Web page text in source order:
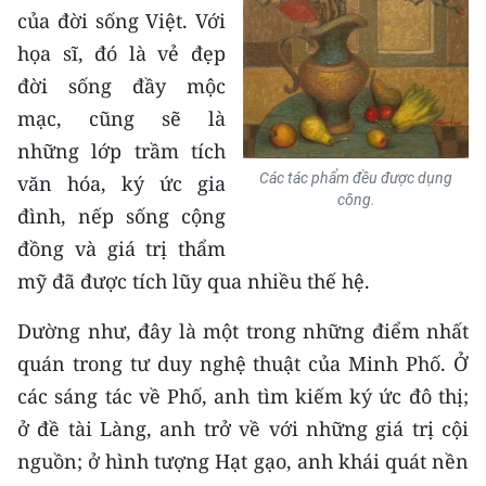
Các tác phẩm đều được dụng
công.
của đời sống Việt. Với
họa sĩ, đó là vẻ đẹp
đời sống đầy mộc
mạc, cũng sẽ là
những lớp trầm tích
văn hóa, ký ức gia
đình, nếp sống cộng
đồng và giá trị thẩm
mỹ đã được tích lũy qua nhiều thế hệ.
Dường như, đây là một trong những điểm nhất
quán trong tư duy nghệ thuật của Minh Phố. Ở
các sáng tác về Phố, anh tìm kiếm ký ức đô thị;
ở đề tài Làng, anh trở về với những giá trị cội
nguồn; ở hình tượng Hạt gạo, anh khái quát nền